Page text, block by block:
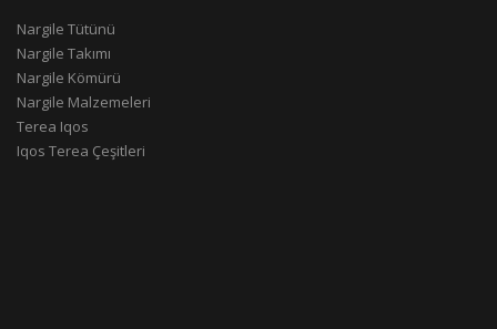
Nargile Tütünü
Nargile Takımı
Nargile Kömürü
Nargile Malzemeleri
Terea Iqos
Iqos Terea Çeşitleri